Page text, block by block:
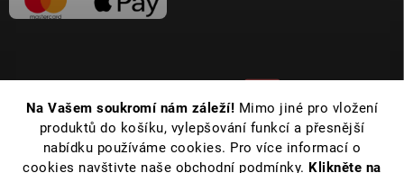
Na Vašem soukromí nám záleží! Mimo jiné pro vložení
produktů do košíku, vylepšování funkcí a přesnější
nabídku používáme cookies. Pro více informací o
cookies navštivte naše obchodní podmínky. Klikněte na